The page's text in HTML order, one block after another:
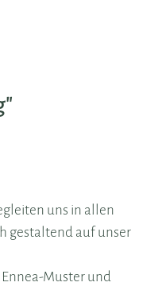
uns in allen
gestaltend auf unser
Muster und